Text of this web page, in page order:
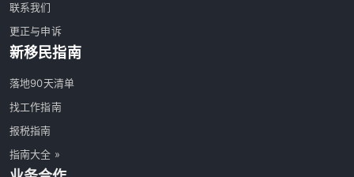
联系我们
更正与申诉
新移民指南
落地90天清单
找工作指南
报税指南
指南大全 »